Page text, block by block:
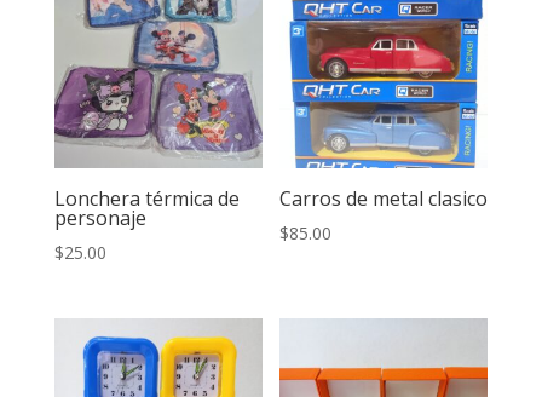
Lonchera térmica de
personaje
$25.00
Carros de metal clasico
$85.00